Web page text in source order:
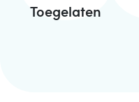
Toegelaten